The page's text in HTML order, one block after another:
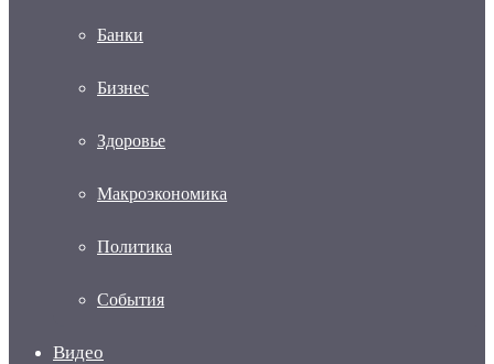
Банки
Бизнес
Здоровье
Макроэкономика
Политика
События
Видео